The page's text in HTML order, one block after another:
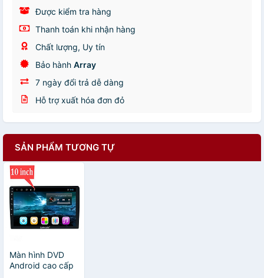
Được kiểm tra hàng
Thanh toán khi nhận hàng
Chất lượng, Uy tín
Bảo hành Array
7 ngày đổi trả dễ dàng
Hỗ trợ xuất hóa đơn đỏ
SẢN PHẨM TƯƠNG TỰ
Màn hình DVD
Android cao cấp